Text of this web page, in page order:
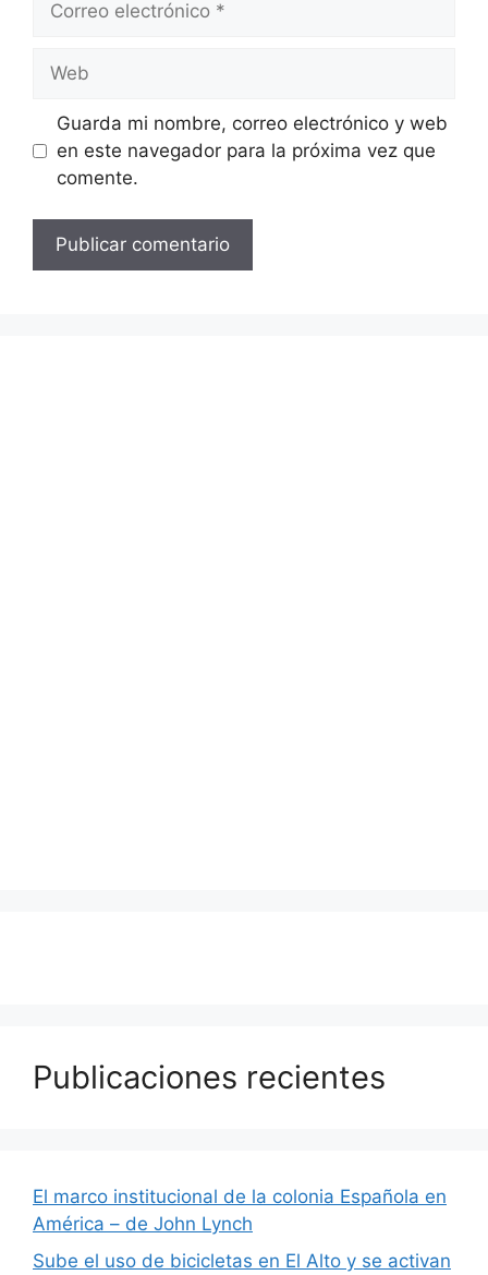
electrónico
Guarda mi nombre, correo electrónico y web
en este navegador para la próxima vez que
comente.
Publicaciones recientes
El marco institucional de la colonia Española en
América – de John Lynch
Sube el uso de bicicletas en El Alto y se activan